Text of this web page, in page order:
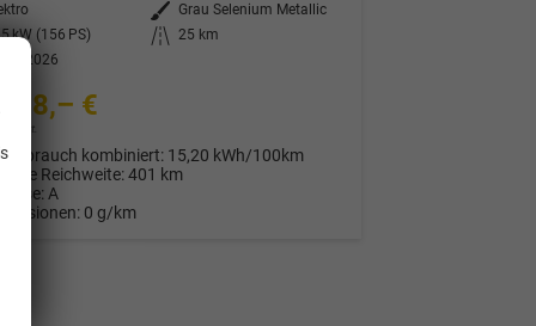
Außenfarbe
Grau Selenium Metallic
kW (156 PS) Kilometerstand
25 km
€
MwSt.
kombiniert: 15,20 kWh/100km
Reichweite: 401 km
A
0 g/km